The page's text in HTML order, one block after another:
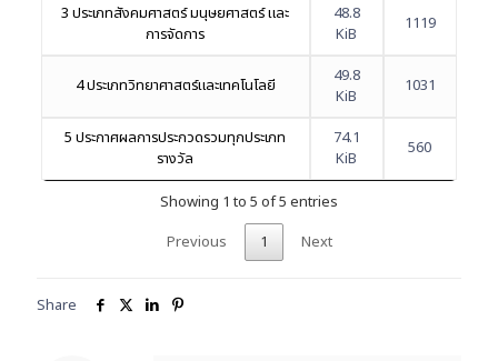
3 ประเภทสังคมศาสตร์ มนุษยศาสตร์ และ
การจัดการ
48.8
KiB
1119
4 ประเภทวิทยาศาสตร์และเทคโนโลยี
49.8
KiB
1031
5 ประกาศผลการประกวดรวมทุกประเภท
รางวัล
74.1
KiB
560
Showing 1 to 5 of 5 entries
Previous
1 Next
Share